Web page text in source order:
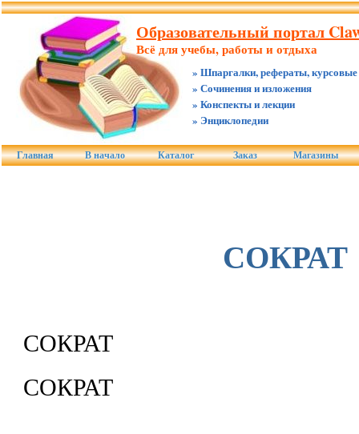
Образовательный портал
Всё для учебы, работы и отдыха
» Шпаргалки, рефераты, курсовые
» Сочинения и изложения
» Конспекты и лекции
» Энциклопедии
Главная В начало Каталог Заказ Магазины
СОКРАТ
СОКРАТ
СОКРАТ